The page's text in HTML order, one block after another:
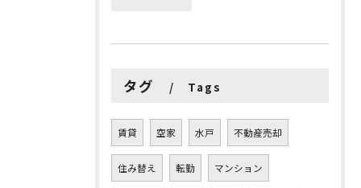
タグ Tags
賃貸 空家 水戸 不動産売却
住み替え 転勤 マンション